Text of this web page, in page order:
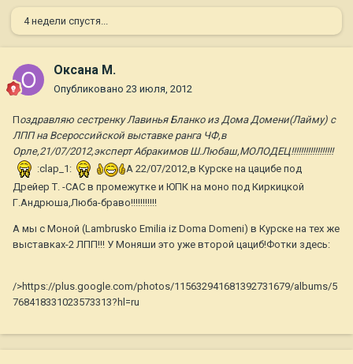
4 недели спустя...
Оксана М.
Опубликовано 23 июля, 2012
Поздравляю сестренку Лавинья Бланко из Дома Домени(Лайму) с
ЛПП на Всероссийской выставке ранга ЧФ,в
Орле,21/07/2012,эксперт Абракимов Ш.Любаш,МОЛОДЕЦ!!!!!!!!!!!!!!!!!!
:clap_1:
А 22/07/2012,в Курске на цацибе под
Дрейер Т. -САС в промежутке и ЮПК на моно под Киркицкой
Г.Андрюша,Люба-браво!!!!!!!!!!!
А мы с Моной (Lambrusko Emilia iz Doma Domeni) в Курске на тех же
выставках-2 ЛПП!!! У Моняши это уже второй цациб!Фотки здесь:
/>https://plus.google.com/photos/115632941681392731679/albums/5
768418331023573313?hl=ru